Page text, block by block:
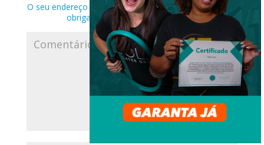
O seu endereço de e-mail não será publicado. Campos
obrigatórios são marcados com*